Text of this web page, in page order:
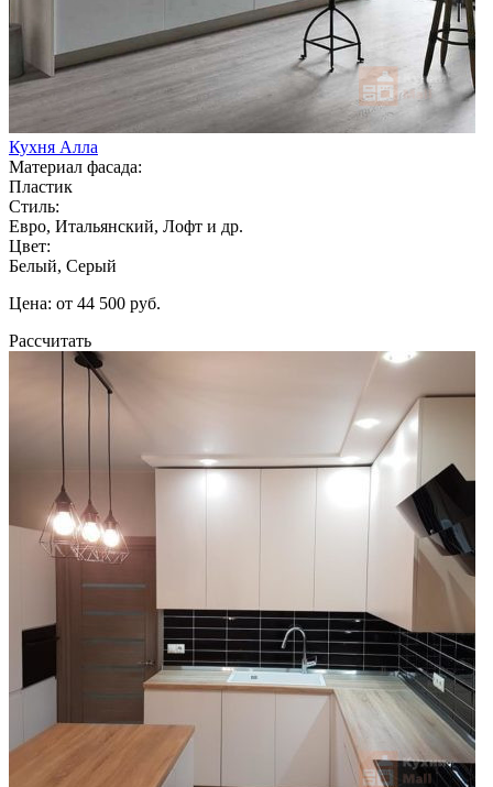
Кухня Алла
Материал фасада:
Пластик
Стиль:
Евро, Итальянский, Лофт и др.
Цвет:
Белый, Серый
Цена: от 44 500 руб.
Рассчитать